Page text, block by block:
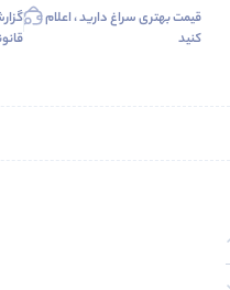
قیمت بهتری سراغ دارید ، اعلام
کنید